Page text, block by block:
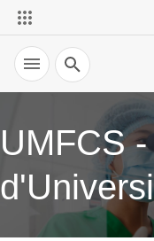
Recherche
UMFCS